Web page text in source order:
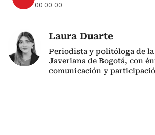
00:00:00
Laura Duarte
Periodista y politóloga de
Javeriana de Bogotá, con
comunicación y